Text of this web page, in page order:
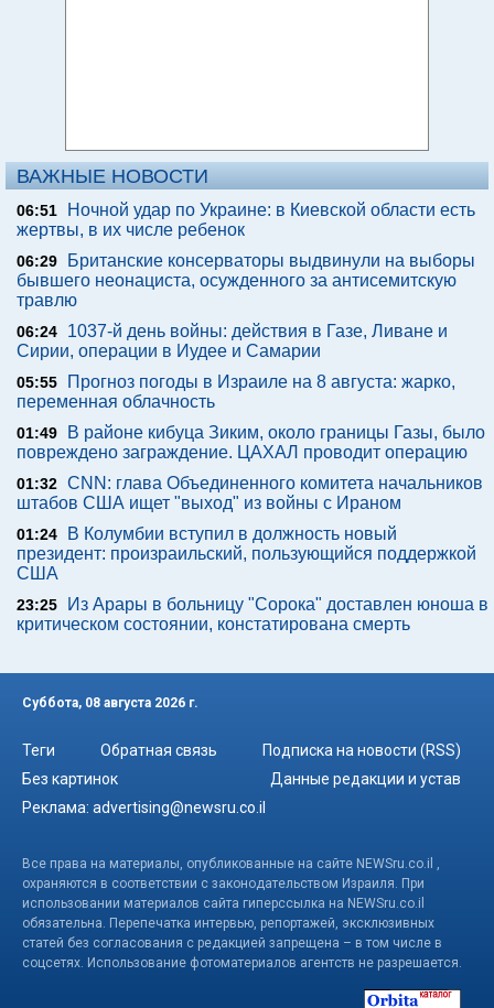
ВАЖНЫЕ НОВОСТИ
06:51
Ночной удар по Украине: в Киевской области есть
жертвы, в их числе ребенок
06:29
Британские консерваторы выдвинули на выборы
бывшего неонациста, осужденного за антисемитскую
травлю
06:24
1037-й день войны: действия в Газе, Ливане и
Сирии, операции в Иудее и Самарии
05:55
Прогноз погоды в Израиле на 8 августа: жарко,
переменная облачность
01:49
В районе кибуца Зиким, около границы Газы, было
повреждено заграждение. ЦАХАЛ проводит операцию
01:32 CNN: глава Объединенного комитета начальников
штабов США ищет "выход" из войны с Ираном
01:24
В Колумбии вступил в должность новый
президент: произраильский, пользующийся поддержкой
США
23:25
Из Арары в больницу "Сорока" доставлен юноша в
критическом состоянии, констатирована смерть
Суббота, 08 августа 2026 г.
Теги Обратная связь
Подписка на новости (RSS)
Без картинок
Данные редакции и устав
Реклама: advertising@newsru.co.il
Все права на материалы, опубликованные на сайте NEWSru.co.il ,
охраняются в соответствии с законодательством Израиля. При
использовании материалов сайта гиперссылка на NEWSru.co.il
обязательна. Перепечатка интервью, репортажей, эксклюзивных
статей без согласования с редакцией запрещена – в том числе в
соцсетях. Использование фотоматериалов агентств не разрешается.